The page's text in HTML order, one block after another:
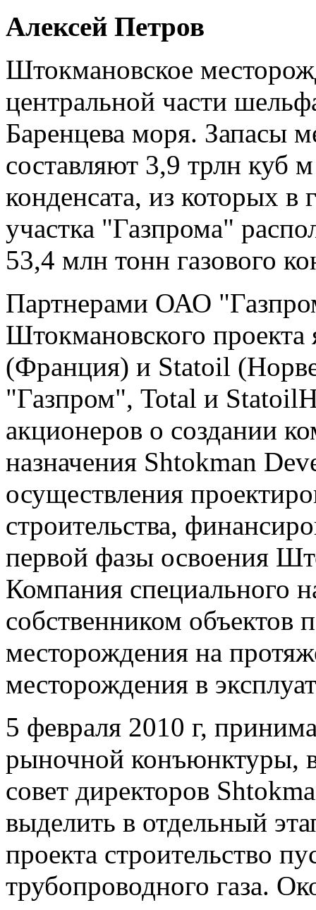
Алексей Петров
Штокмановское
центральной части
Баренцева моря. Запасы
составляют 3,9 трлн куб
конденсата, из которых в
участка "Газпрома"
53,4 млн тонн газового
Партнерами ОАО
Штокмановского
(Франция) и Statoil
"Газпром", Total и
акционеров о создании
назначения Shtokman
осуществления
строительства,
первой фазы освоения
Компания специального
собственником
месторождения на
месторождения в
5 февраля 2010 г,
рыночной конъюнктуры,
совет директоров
выделить в отдельный
проекта строительство
трубопроводного газа.